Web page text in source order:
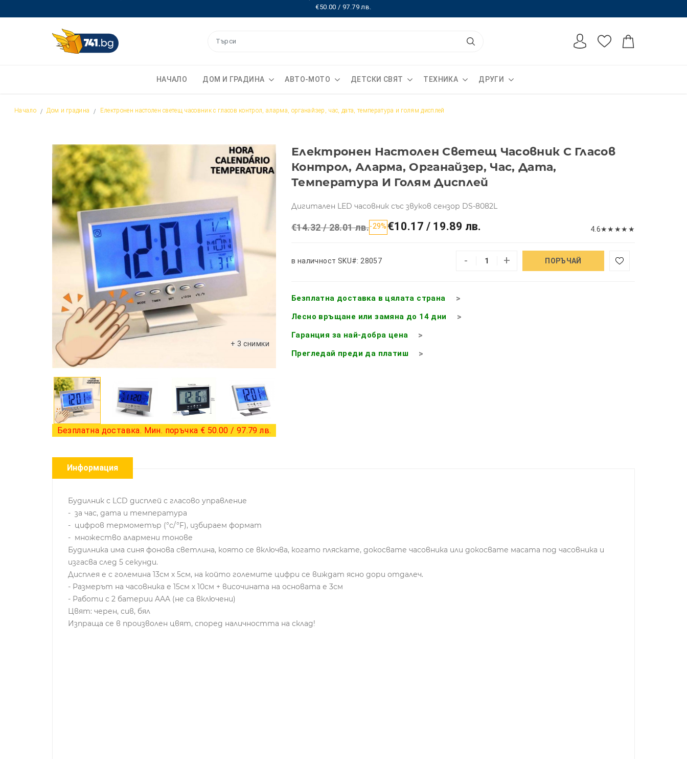
€50.00 / 97.79 лв.
НАЧАЛО ДОМ И ГРАДИНА АВТО-МОТО ДЕТСКИ СВЯТ ТЕХНИКА ДРУГИ
Начало Дом и градина Електронен настолен светещ часовник с гласов контрол, аларма, органайзер, час, дата, температура и голям дисплей
+ 3 снимки
Безплатна доставка. Мин. поръчка € 50.00 / 97.79 лв.
Електронен Настолен Светещ Часовник С Гласов
Контрол, Аларма, Органайзер, Час, Дата,
Температура И Голям Дисплей
Дигитален LED часовник със звуков сензор DS-8082L
€14.32 / 28.01 лв.-29% €10.17 / 19.89 лв. 4.6★★ ★★ ★
в наличност SKU#: 28057 - + ПОРЪЧАЙ
Безплатна доставка в цялата страна
Лесно връщане или замяна до 14 дни
Гаранция за най-добра цена
Прегледай преди да платиш
Информация
Будилник с LCD дисплей с гласово управление
- за час, дата и температура
- цифров термометър (°c/°F), избираем формат
- множество алармени тонове
Будилника има синя фонова светлина, която се включва, когато пляскате, докосвате часовника или докосвате масата под часовника и
изгасва след 5 секунди.
Дисплея е с големина 13см х 5см, на който големите цифри се виждат ясно дори отдалеч.
- Размерът на часовника е 15см х 10см + височината на основата е 3см
- Работи с 2 батерии AAA (не са включени)
Цвят: черен, сив, бял
Изпраща се в произволен цвят, според наличността на склад!